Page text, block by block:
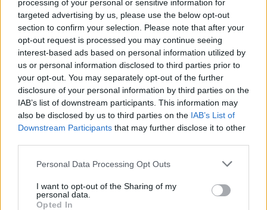
processing of your personal or sensitive information for
targeted advertising by us, please use the below opt-out
section to confirm your selection. Please note that after your
opt-out request is processed you may continue seeing
interest-based ads based on personal information utilized by
us or personal information disclosed to third parties prior to
your opt-out. You may separately opt-out of the further
disclosure of your personal information by third parties on the
IAB’s list of downstream participants. This information may
also be disclosed by us to third parties on the IAB’s List of
Downstream Participants that may further disclose it to other
Personal Data Processing Opt Outs
I want to opt-out of the Sharing of my
personal data.
Opted In
F/A-18 Hornet jyrähtää ylilennolle
Jyväskylässä – katuja suljetaan
Moottoripyöräilijä pakeni poliisia – tutkaan
hurja ylinopeus
Suolikaasun tuoksu levisi Spider-Man -
näytöksessä – yleisö poistui paikalta